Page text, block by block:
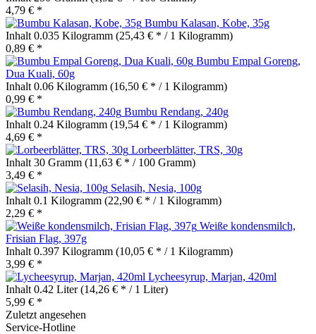
4,79 € *
Bumbu Kalasan, Kobe, 35g
Inhalt 0.035 Kilogramm (25,43 € * / 1 Kilogramm)
0,89 € *
Bumbu Empal Goreng,
Dua Kuali, 60g
Inhalt 0.06 Kilogramm (16,50 € * / 1 Kilogramm)
0,99 € *
Bumbu Rendang, 240g
Inhalt 0.24 Kilogramm (19,54 € * / 1 Kilogramm)
4,69 € *
Lorbeerblätter, TRS, 30g
Inhalt 30 Gramm (11,63 € * / 100 Gramm)
3,49 € *
Selasih, Nesia, 100g
Inhalt 0.1 Kilogramm (22,90 € * / 1 Kilogramm)
2,29 € *
Weiße kondensmilch,
Frisian Flag, 397g
Inhalt 0.397 Kilogramm (10,05 € * / 1 Kilogramm)
3,99 € *
Lycheesyrup, Marjan, 420ml
Inhalt 0.42 Liter(14,26 € * / 1 Liter)
5,99 € *
Zuletzt angesehen
Service-Hotline